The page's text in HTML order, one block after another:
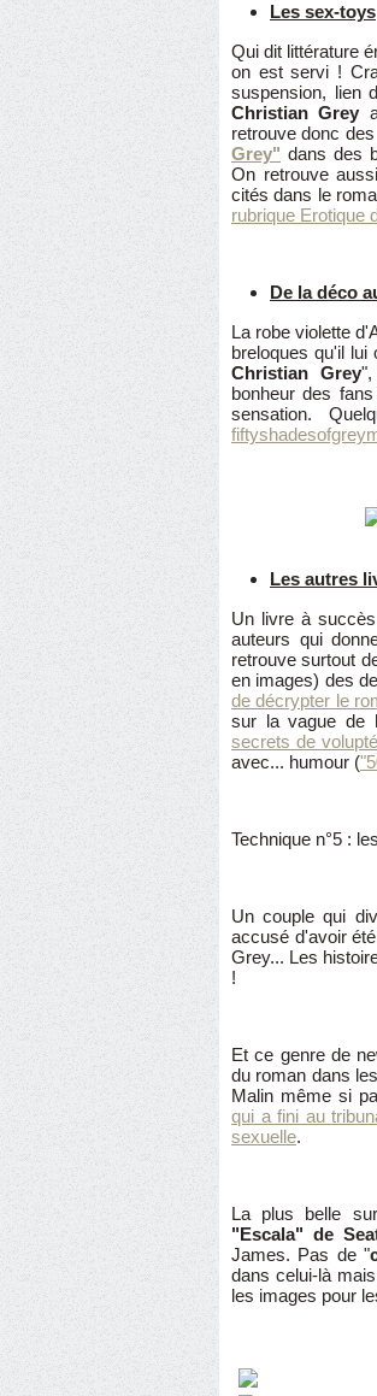
Les sex-toys
Qui dit littérature
on est servi !
suspension, lien
Christian Grey
retrouve donc des
Grey" dans des
On retrouve
cités dans le
rubrique Erotique
De la déco
La robe violette
breloques qu'il lui
Christian Grey",
bonheur des
sensation.
Les autres
Un livre à
auteurs qui
retrouve surtout
en images) des
de décrypter le
sur la vague de
secrets de volupté
avec... humour (
Technique n°5 :
Un couple qui
accusé d'avoir
Grey... Les
!
Et ce genre de
du roman dans
Malin même si
qui a fini au
sexuelle.
La plus belle
"Escala" de
James. Pas de "
dans celui-là
les images pour